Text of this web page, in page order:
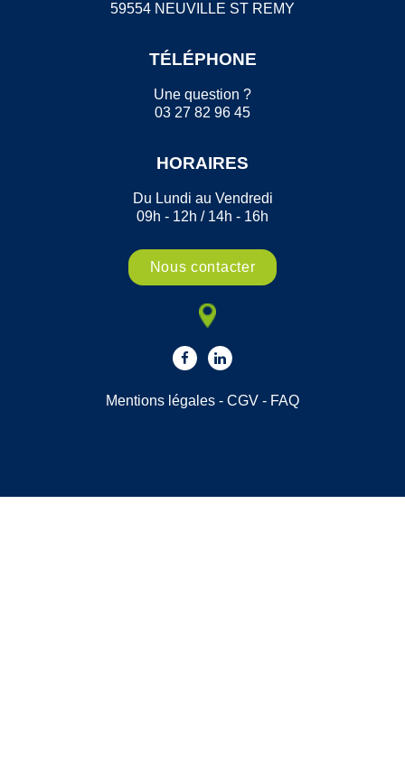
59554 NEUVILLE ST REMY
TÉLÉPHONE
Une question ?
03 27 82 96 45
HORAIRES
Du Lundi au Vendredi
09h - 12h / 14h - 16h
Nous contacter
Mentions légales - CGV - FAQ